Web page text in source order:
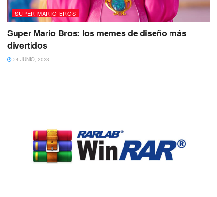
SUPER MARIO BROS
Super Mario Bros: los memes de diseño más
divertidos
24 JUNIO, 2023